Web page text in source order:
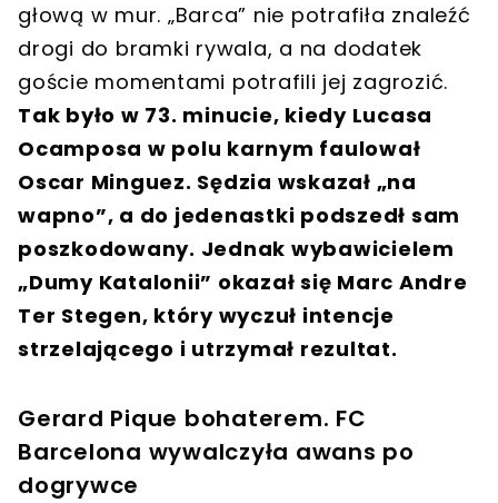
głową w mur. „Barca” nie potrafiła znaleźć
drogi do bramki rywala, a na dodatek
goście momentami potrafili jej zagrozić.
Tak było w 73. minucie, kiedy Lucasa
Ocamposa w polu karnym faulował
Oscar Minguez. Sędzia wskazał „na
wapno”, a do jedenastki podszedł sam
poszkodowany. Jednak wybawicielem
„Dumy Katalonii” okazał się Marc Andre
Ter Stegen, który wyczuł intencje
strzelającego i utrzymał rezultat.
Gerard Pique bohaterem. FC
Barcelona wywalczyła awans po
dogrywce